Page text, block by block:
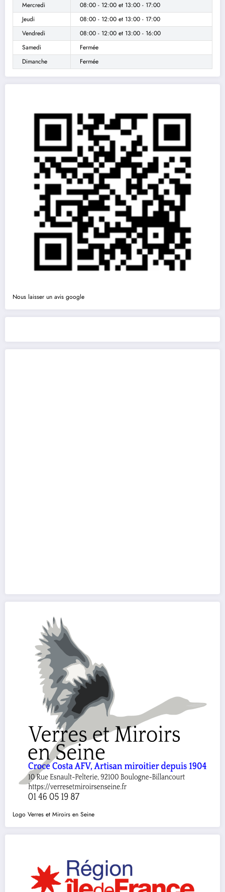
Mercredi 08:00 - 12:00 et 13:00 - 17:00
Jeudi
08:00 - 12:00 et 13:00 - 17:00
Vendredi
08:00 - 12:00 et 13:00 - 16:00
Samedi
Fermée
Dimanche
Fermée
Nous laisser un avis google
Logo Verres et Miroirs en Seine